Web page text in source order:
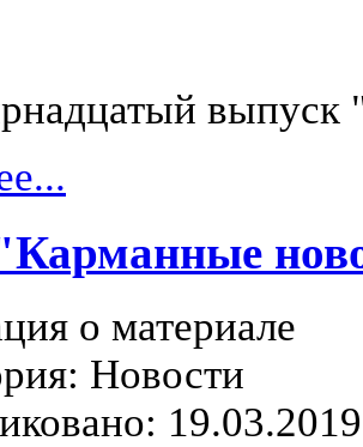
о материале
Новости